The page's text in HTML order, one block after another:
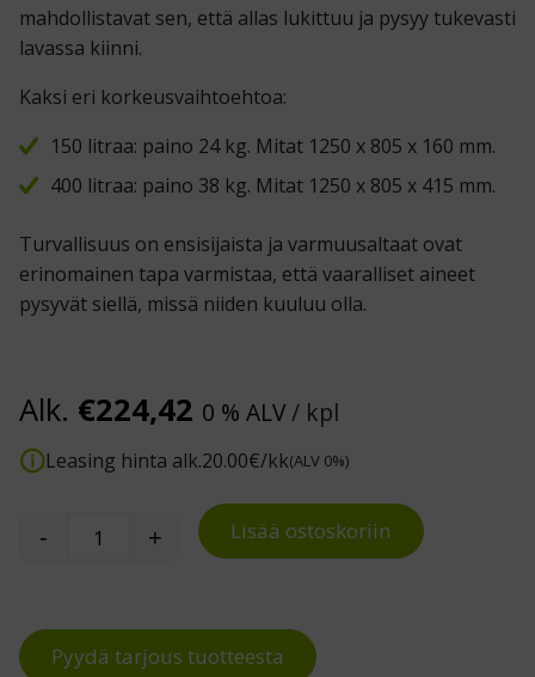
mahdollistavat sen, että allas lukittuu ja pysyy tukevasti
lavassa kiinni.
Kaksi eri korkeusvaihtoehtoa:
150 litraa: paino 24 kg. Mitat 1250 x 805 x 160 mm.
400 litraa: paino 38 kg. Mitat 1250 x 805 x 415 mm.
Turvallisuus on ensisijaista ja varmuusaltaat ovat
erinomainen tapa varmistaa, että vaaralliset aineet
pysyvät siellä, missä niiden kuuluu olla.
Alk. €224,42 0 % ALV/ kpl
Leasing hinta alk.20.00€/kk(ALV 0%)
Varmuusallas EUR-lavalle määrä
- + Lisää ostoskoriin
Pyydä tarjous tuotteesta